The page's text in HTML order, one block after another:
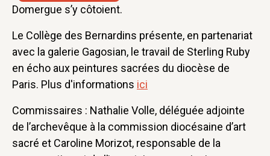
Domergue s’y côtoient.
Le Collège des Bernardins présente, en partenariat
avec la galerie Gagosian, le travail de Sterling Ruby
en écho aux peintures sacrées du diocèse de
Paris. Plus d'informations ici
Commissaires : Nathalie Volle, déléguée adjointe
de l’archevêque à la commission diocésaine d’art
sacré et Caroline Morizot, responsable de la